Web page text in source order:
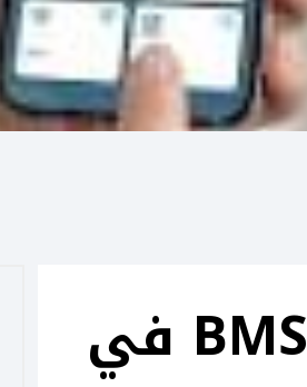
كيف تساعدك أنظمة BMS في